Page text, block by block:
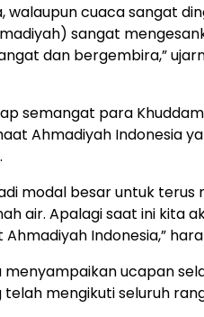
walaupun cuaca sangat
sangat
dan bergembira,”
semangat para
Ahmadiyah Indonesia
modal besar untuk
air. Apalagi saat ini kita
Indonesia,”
menyampaikan ucapan
mengikuti seluruh